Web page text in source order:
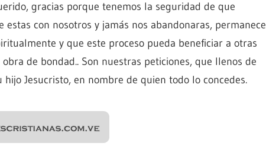
gracias porque tenemos la seguridad de que
estas con nosotros y jamás nos abandonaras, permanece
y que este proceso pueda beneficiar a otras
de bondad.. Son nuestras peticiones, que llenos de
Jesucristo, en nombre de quien todo lo concedes.